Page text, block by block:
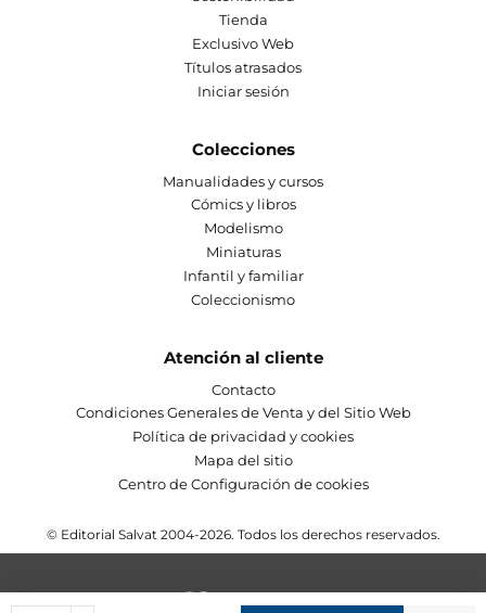
Tienda
Exclusivo Web
Títulos atrasados
Iniciar sesión
Colecciones
Manualidades y cursos
Cómics y libros
Modelismo
Miniaturas
Infantil y familiar
Coleccionismo
Atención al cliente
Contacto
Condiciones Generales de Venta y del Sitio Web
Política de privacidad y cookies
Mapa del sitio
Centro de Configuración de cookies
© Editorial Salvat 2004-2026. Todos los derechos reservados.